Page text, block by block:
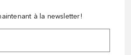
à la newsletter!